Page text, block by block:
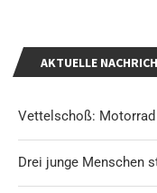
AKTUELLE
Vettelschoß:
Drei junge Menschen